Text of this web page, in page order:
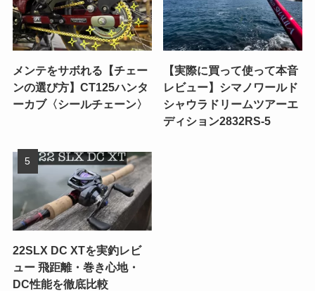
メンテをサボれる【チェー
ンの選び方】CT125ハンタ
ーカブ〈シールチェーン〉
【実際に買って使って本音
レビュー】シマノワールド
シャウラドリームツアーエ
ディション2832RS-5
22SLX DC XTを実釣レビ
ュー 飛距離・巻き心地・
DC性能を徹底比較